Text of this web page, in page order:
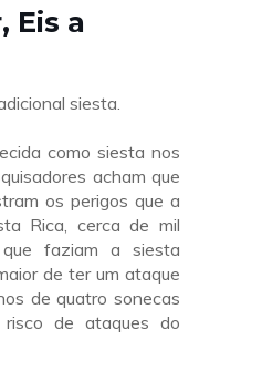
Eis a
siesta.
como siesta nos
acham que
os perigos que a
Rica, cerca de mil
faziam a siesta
de ter um ataque
de quatro sonecas
de ataques do